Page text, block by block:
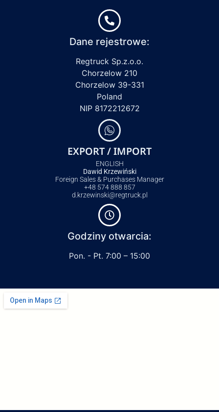
Dane rejestrowe:
Regtruck Sp.z.o.o.
Chorzelow 210
Chorzelow 39-331
Poland
NIP 8172212672
EXPORT / IMPORT
ENGLISH
Dawid Krzewiński
Foreign Sales & Purchases Manager
+48 574 888 857
d.krzewinski@regtruck.pl
Godziny otwarcia:
Pon. - Pt. 7:00 – 15:00